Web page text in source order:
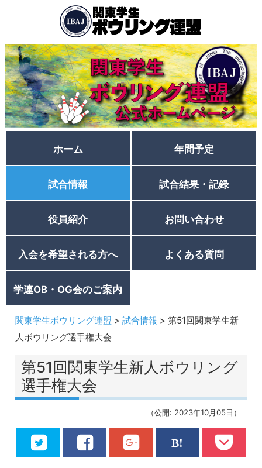
ホーム 年間予定
試合情報 試合結果・記録
役員紹介 お問い合わせ
入会を希望される方へ よくある質問
学連OB・OG会のご案内
関東学生ボウリング連盟 >試合情報 >第51回関東学生新
人ボウリング選手権大会
第51回関東学生新人ボウリング
選手権大会
（公開: 2023年10月05日）